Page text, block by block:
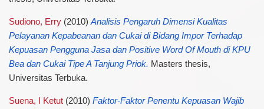
Sudiono, Erry(2010) Analisis Pengaruh Dimensi Kualitas
Pelayanan Kepabeanan dan Cukai di Bidang Impor Terhadap
Kepuasan Pengguna Jasa dan Positive Word Of Mouth di KPU
Bea dan Cukai Tipe A Tanjung Priok. Masters thesis,
Universitas Terbuka.
Suena, I Ketut(2010) Faktor-Faktor Penentu Kepuasan Wajib